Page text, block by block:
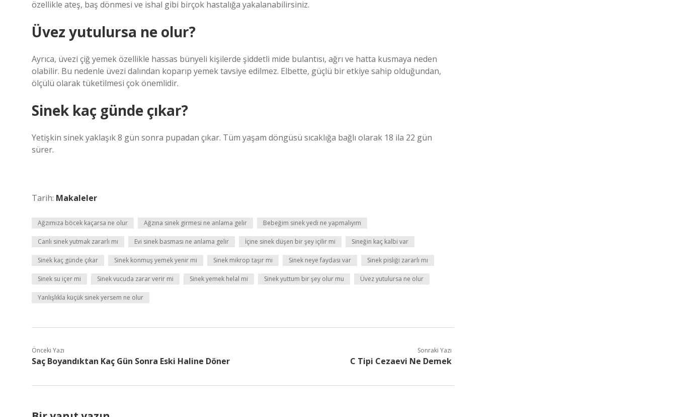
özellikle ateş, baş dönmesi ve ishal gibi birçok hastalığa yakalanabilirsiniz.
Üvez yutulursa ne olur?
Ayrıca, üvezi çiğ yemek özellikle hassas bünyeli kişilerde şiddetli mide bulantısı, ağrı ve hatta kusmaya neden
olabilir. Bu nedenle üvezi dalından koparıp yemek tavsiye edilmez. Elbette, güçlü bir etkiye sahip olduğundan,
ölçülü olarak tüketilmesi çok önemlidir.
Sinek kaç günde çıkar?
Yetişkin sinek yaklaşık 8 gün sonra pupadan çıkar. Tüm yaşam döngüsü sıcaklığa bağlı olarak 18 ila 22 gün
sürer.
Tarih: Makaleler
Ağzımıza böcek kaçarsa ne olur Ağzına sinek girmesi ne anlama gelir Bebeğim sinek yedi ne yapmalıyım
Canlı sinek yutmak zararlı mı Evi sinek basması ne anlama gelir İçine sinek düşen bir şey içilir mi Sineğin kaç kalbi var
Sinek kaç günde çıkar Sinek konmuş yemek yenir mi Sinek mikrop taşır mı Sinek neye faydası var Sinek pisliği zararlı mı
Sinek su içer mi Sinek vucuda zarar verir mi Sinek yemek helal mi Sinek yuttum bir şey olur mu Üvez yutulursa ne olur
Yanlışlıkla küçük sinek yersem ne olur
Önceki Yazı
Saç Boyandıktan Kaç Gün Sonra Eski Haline Döner
Sonraki Yazı
C Tipi Cezaevi Ne Demek